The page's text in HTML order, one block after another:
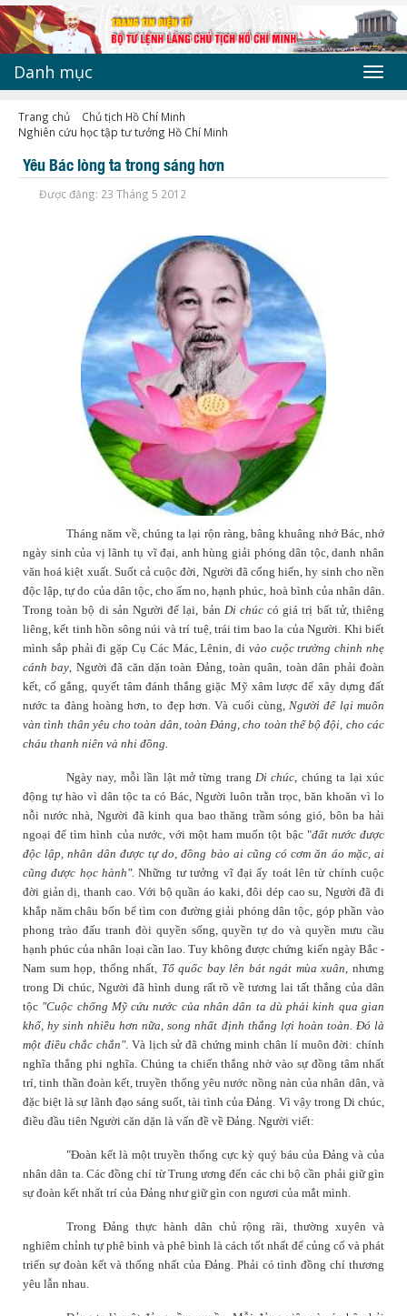
Danh mục
Trang chủ
Chủ tịch Hồ Chí Minh
Nghiên cứu học tập tư tưởng Hồ Chí Minh
Yêu Bác lòng ta trong sáng hơn
Được đăng: 23 Tháng 5 2012
Tháng năm về, chúng ta lại rộn ràng, bâng khuâng nhớ Bác, nhớ
ngày sinh của vị lãnh tụ vĩ đại, anh hùng giải phóng dân tộc, danh nhân
văn hoá kiệt xuất. Suốt cả cuộc đời, Người đã cống hiến, hy sinh cho nền
độc lập, tự do của dân tộc, cho ấm no, hạnh phúc, hoà bình của nhân dân.
Trong toàn bộ di sản Người để lại, bản Di chúccó giá trị bất tử, thiêng
liêng, kết tinh hồn sông núi và trí tuệ, trái tim bao la của Người. Khi biết
mình sắp phải đi gặp Cụ Các Mác, Lênin, đi vào cuộc trường chinh nhẹ
cánh bay, Người đã căn dặn toàn Đảng, toàn quân, toàn dân phải đoàn
kết, cố gắng, quyết tâm đánh thắng giặc Mỹ xâm lược để xây dựng đất
nước ta đàng hoàng hơn, to đẹp hơn. Và cuối cùng,Người để lại muôn
vàn tình thân yêu cho toàn dân, toàn Đảng, cho toàn thể bộ đội, cho các
cháu thanh niên và nhi đồng.
Ngày nay, mỗi lần lật mở từng trangDi chúc, chúng ta lại xúc
động tự hào vì dân tộc ta có Bác, Người luôn trằn trọc, băn khoăn vì lo
nỗi nước nhà, Người đã kinh qua bao thăng trầm sóng gió, bôn ba hải
ngoại để tìmhình của nước,với một ham muốn tột bậc "đất nước được
độc lập, nhân dân được tự do, đồng bào ai cũng có cơm ăn áo mặc, ai
cũng được học hành". Những tư tưởng vĩ đại ấy toát lên từ chính cuộc
đời giản dị, thanh cao. Với bộ quần áo kaki, đôi dép cao su, Người đã đi
khắp năm châu bốn bể tìm con đường giải phóng dân tộc, góp phần vào
phong trào đấu tranh đòi quyền sống, quyền tự do và quyền mưu cầu
hạnh phúc của nhân loại cần lao. Tuy không được chứng kiến ngày Bắc -
Nam sum họp, thống nhất, Tổ quốc bay lên bát ngát mùa xuân, nhưng
trong Di chúc, Người đã hình dung rất rõ về tương lai tất thắng của dân
tộc "Cuộc chống Mỹ cứu nước của nhân dân ta dù phải kinh qua gian
khổ, hy sinh nhiều hơn nữa, song nhất định thắng lợi hoàn toàn. Đó là
một điều chắc chắn". Và lịch sử đã chứng minh chân lí muôn đời: chính
nghĩa thắng phi nghĩa. Chúng ta chiến thắng nhờ vào sự đồng tâm nhất
trí, tinh thần đoàn kết, truyền thống yêu nước nồng nàn của nhân dân, và
đặc biệt là sự lãnh đạo sáng suốt, tài tình của Đảng. Vì vậy trong Di chúc,
điều đầu tiên Người căn dặn là vấn đề về Đảng. Người viết:
"Đoàn kết là một truyền thống cực kỳ quý báu của Đảng và của
nhân dân ta. Các đồng chí từ Trung ương đến các chi bộ cần phải giữ gìn
sự đoàn kết nhất trí của Đảng như giữ gìn con ngươi của mắt mình.
Trong Đảng thực hành dân chủ rộng rãi, thường xuyên và
nghiêm chỉnh tự phê bình và phê bình là cách tốt nhất để củng cố và phát
triển sự đoàn kết và thống nhất của Đảng. Phải có tình đồng chí thương
yêu lẫn nhau.